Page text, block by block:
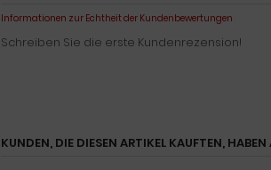
Informationen zur Echtheit der Kundenbewertungen
Schreiben Sie die erste Kundenrezension!
KUNDEN, DIE DIESEN ARTIKEL KAUFTEN,